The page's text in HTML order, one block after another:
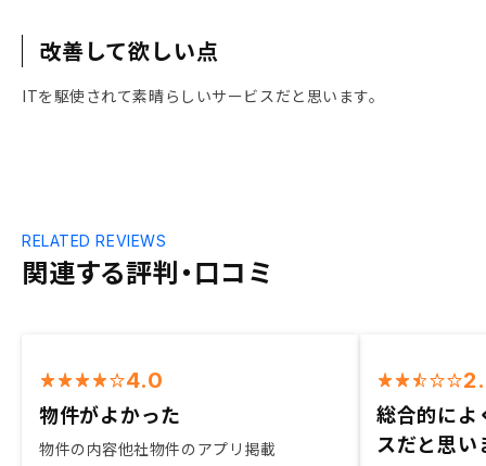
改善して欲しい点
ITを駆使されて素晴らしいサービスだと思います。
関連する評判・口コミ
RELATED REVIEWS
4.0
物件がよかった
物件の内容他社物件のアプリ掲載
総合的によ
スだと思い